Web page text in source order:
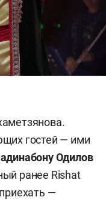
гостей — ими
Одилов
ранее Rishat
—